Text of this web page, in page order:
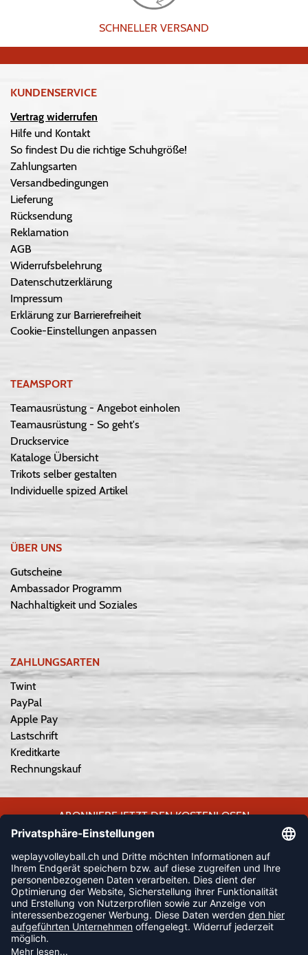
SCHNELLER VERSAND
KUNDENSERVICE
Vertrag widerrufen
Hilfe und Kontakt
So findest Du die richtige Schuhgröße!
Zahlungsarten
Versandbedingungen
Lieferung
Rücksendung
Reklamation
AGB
Widerrufsbelehrung
Datenschutzerklärung
Impressum
Erklärung zur Barrierefreiheit
Cookie-Einstellungen anpassen
TEAMSPORT
Teamausrüstung - Angebot einholen
Teamausrüstung - So geht's
Druckservice
Kataloge Übersicht
Trikots selber gestalten
Individuelle spized Artikel
ÜBER UNS
Gutscheine
Ambassador Programm
Nachhaltigkeit und Soziales
ZAHLUNGSARTEN
Twint
PayPal
Apple Pay
Lastschrift
Kreditkarte
Rechnungskauf
ABONNIERE JETZT DEN KOSTENLOSEN
WEPLAYVOLLEYBALL-NEWSLETTER UND VERPASSE KEINE
JETZT ANMELDEN
FOLLOW US